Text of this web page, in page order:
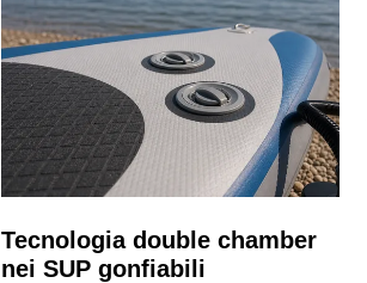
Tecnologia double chamber
nei SUP gonfiabili